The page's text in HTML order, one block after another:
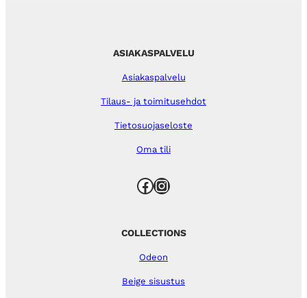
ASIAKASPALVELU
Asiakaspalvelu
Tilaus- ja toimitusehdot
Tietosuojaseloste
Oma tili
Facebook Instagram
COLLECTIONS
Odeon
Beige sisustus